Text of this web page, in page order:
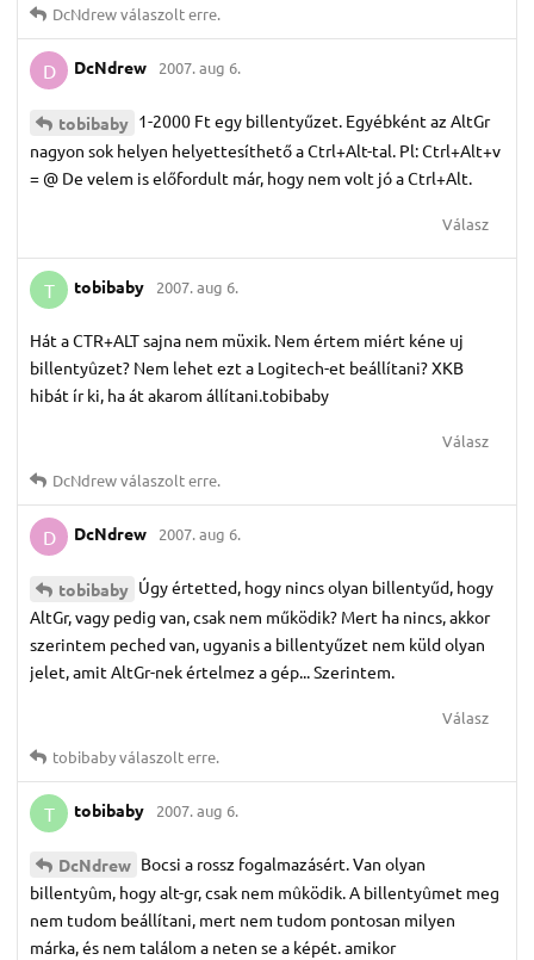
DcNdrewválaszolt erre.
D DcNdrew 2007. aug 6.
tobibaby 1-2000 Ft egy billentyűzet. Egyébként az AltGr
nagyon sok helyen helyettesíthető a Ctrl+Alt-tal. Pl: Ctrl+Alt+v
= @ De velem is előfordult már, hogy nem volt jó a Ctrl+Alt.
Válasz
T tobibaby 2007. aug 6.
Hát a CTR+ALT sajna nem müxik. Nem értem miért kéne uj
billentyûzet? Nem lehet ezt a Logitech-et beállítani? XKB
hibát ír ki, ha át akarom állítani.tobibaby
Válasz
DcNdrewválaszolt erre.
D DcNdrew 2007. aug 6.
tobibaby Úgy értetted, hogy nincs olyan billentyűd, hogy
AltGr, vagy pedig van, csak nem működik? Mert ha nincs, akkor
szerintem peched van, ugyanis a billentyűzet nem küld olyan
jelet, amit AltGr-nek értelmez a gép... Szerintem.
Válasz
tobibabyválaszolt erre.
T tobibaby 2007. aug 6.
DcNdrew Bocsi a rossz fogalmazásért. Van olyan
billentyûm, hogy alt-gr, csak nem mûködik. A billentyûmet meg
nem tudom beállítani, mert nem tudom pontosan milyen
márka, és nem találom a neten se a képét. amikor